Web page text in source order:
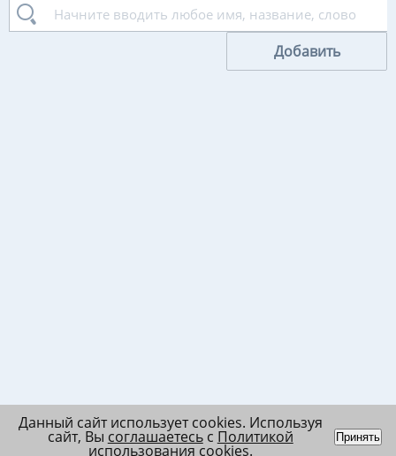
Добавить
Данный сайт использует cookies. Используя
сайт, Вы соглашаетесьс Политикой
использования cookies.
Принять